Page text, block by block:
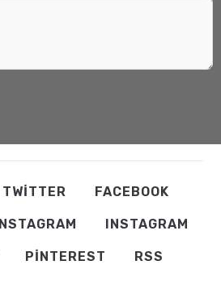
TWITTER FACEBOOK
INSTAGRAM INSTAGRAM
PINTEREST RSS